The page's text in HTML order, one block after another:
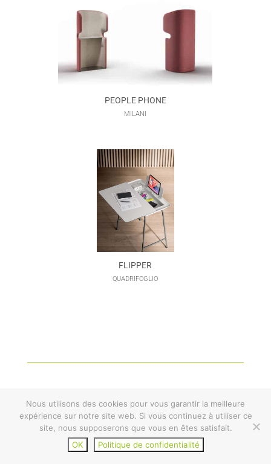
PEOPLE PHONE
MILANI
FLIPPER
QUADRIFOGLIO
TARIFS ET CATALOGUES
Nous utilisons des cookies pour vous garantir la meilleure
expérience sur notre site web. Si vous continuez à utiliser ce
site, nous supposerons que vous en êtes satisfait.
OK
Politique de confidentialité